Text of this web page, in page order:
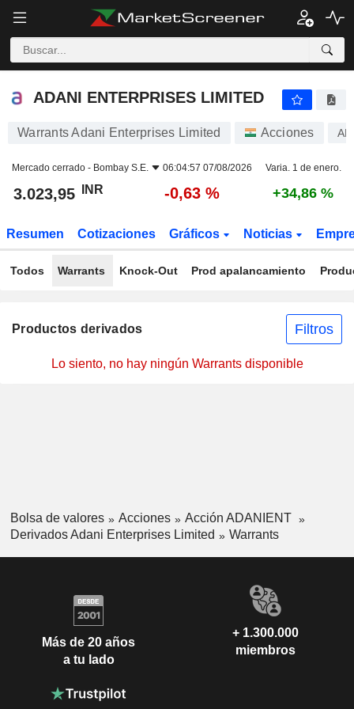
ADANI ENTERPRISES LIMITED
Warrants Adani Enterprises Limited Acciones
Mercado cerrado - Bombay S.E. 06:04:57 07/08/2026 Varia. 1 de enero.
3.023,95 INR -0,63 % +34,86 %
Resumen Cotizaciones Gráficos Noticias
Todos Warrants Knock-Out Prod apalancamiento
Productos derivados Filtros
Lo siento, no hay ningún Warrants disponible
Bolsa de valores Acciones
Acción ADANIENT
Derivados Adani Enterprises Limited
Warrants
Más de 20 años
a tu lado
+ 1.300.000
miembros